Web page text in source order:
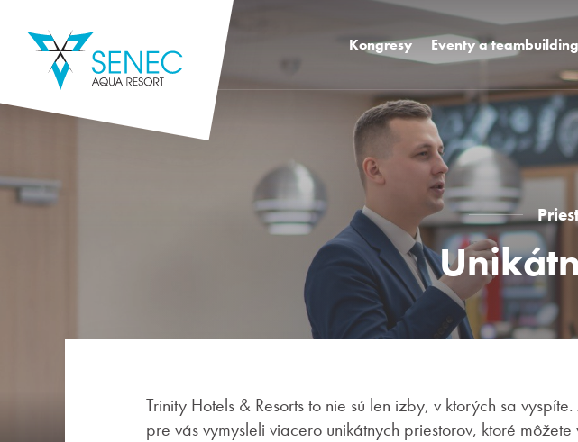
Kongresy
Kongresová sála K2 + K3
Kongresová sála K4
Kongresová sála K1
Kongres Mediatro
Kongres Foodie
Školiace miestnosti
Eventy a
Trinity Hotels & Resorts to nie sú len izby, v ktorých sa
pre vás vymysleli viacero unikátnych priestorov, ktoré